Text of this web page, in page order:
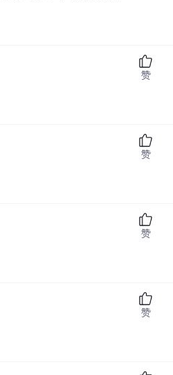
赞
赞
赞
赞